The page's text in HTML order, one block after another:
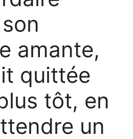
amante,
quittée
tôt, en
un